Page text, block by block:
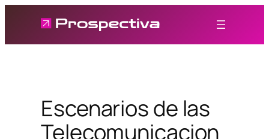
contenido
Escenarios de las
Telecomunicacion